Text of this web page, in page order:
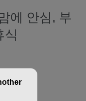
에 안심, 부
식